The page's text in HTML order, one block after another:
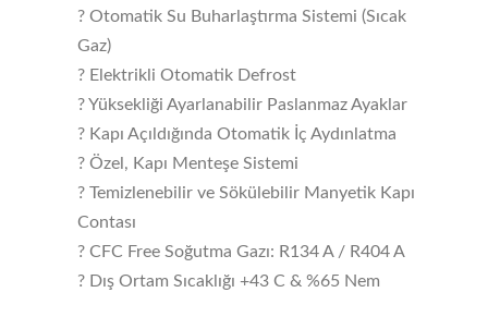
? Otomatik Su Buharlaştırma Sistemi (Sıcak
Gaz)
? Elektrikli Otomatik Defrost
? Yüksekliği Ayarlanabilir Paslanmaz Ayaklar
? Kapı Açıldığında Otomatik İç Aydınlatma
? Özel, Kapı Menteşe Sistemi
? Temizlenebilir ve Sökülebilir Manyetik Kapı
Contası
? CFC Free Soğutma Gazı: R134 A / R404 A
? Dış Ortam Sıcaklığı +43 C & %65 Nem